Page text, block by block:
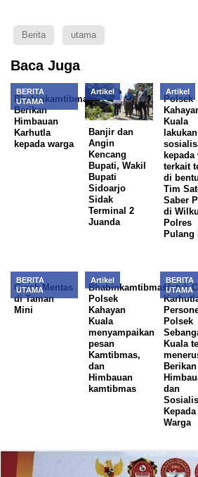
Berita utama
Baca Juga
BERITA
UTAMA
Bhabinkamtibmas
Berikan
Himbauan
Karhutla
kepada warga
Artikel
Banjir dan
Angin
Kencang
Bupati, Wakil
Bupati
Sidoarjo
Sidak
Terminal 2
Juanda
Artikel
Polsek
Kuala
lakukan
kepada
terkait
di
Tim
Saber
di
Polres
Pulang
BERITA
UTAMA
Cipok Mentas
di Taman
Mini
Artikel
Bhabinkamtibmas
Polsek
Kahayan
Kuala
menyampaikan
pesan
Kamtibmas,
dan
Himbauan
kamtibmas
BERITA
UTAMA
Untuk
Polsek
Kuala
Berikan
dan
Kepada
Warga